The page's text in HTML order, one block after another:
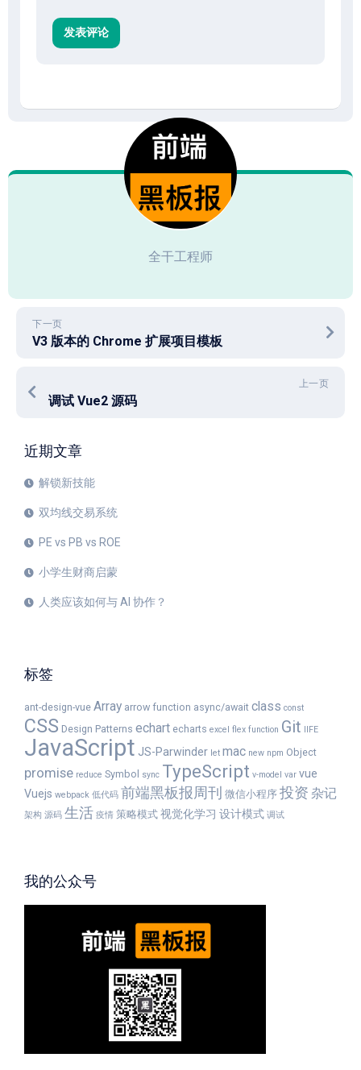
全干工程师
下一页
V3 版本的 Chrome 扩展项目模板
上一页
调试 Vue2 源码
近期文章
解锁新技能
双均线交易系统
PE vs PB vs ROE
小学生财商启蒙
人类应该如何与 AI 协作？
标签
ant-design-vue Array arrow function async/await class const
CSS Design Patterns echart echarts excel flex function Git IIFE
JavaScript JS-Parwinder let mac new npm Object
promise reduce Symbol sync TypeScript v-model var vue
Vuejs webpack 低代码 前端黑板报周刊 微信小程序 投资 杂记
架构 源码 生活 疫情 策略模式 视觉化学习 设计模式 调试
我的公众号